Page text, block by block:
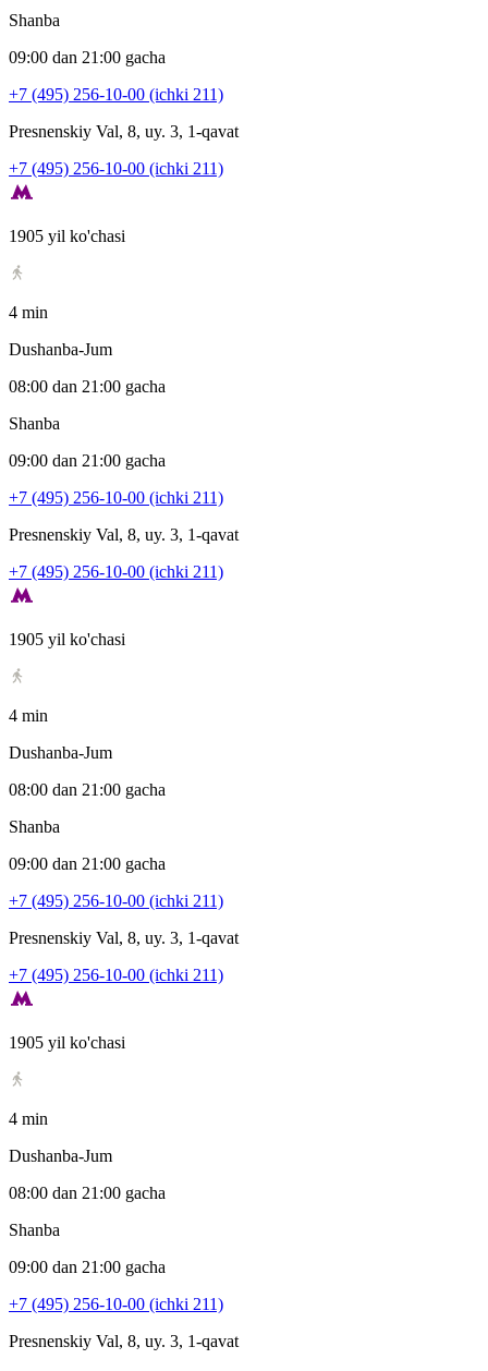
Shanba
09:00 dan 21:00 gacha
+7 (495) 256-10-00 (ichki 211)
Presnenskiy Val, 8, uy. 3, 1-qavat
+7 (495) 256-10-00 (ichki 211)
1905 yil ko'chasi
4 min
Dushanba-Jum
08:00 dan 21:00 gacha
Shanba
09:00 dan 21:00 gacha
+7 (495) 256-10-00 (ichki 211)
Presnenskiy Val, 8, uy. 3, 1-qavat
+7 (495) 256-10-00 (ichki 211)
1905 yil ko'chasi
4 min
Dushanba-Jum
08:00 dan 21:00 gacha
Shanba
09:00 dan 21:00 gacha
+7 (495) 256-10-00 (ichki 211)
Presnenskiy Val, 8, uy. 3, 1-qavat
+7 (495) 256-10-00 (ichki 211)
1905 yil ko'chasi
4 min
Dushanba-Jum
08:00 dan 21:00 gacha
Shanba
09:00 dan 21:00 gacha
+7 (495) 256-10-00 (ichki 211)
Presnenskiy Val, 8, uy. 3, 1-qavat